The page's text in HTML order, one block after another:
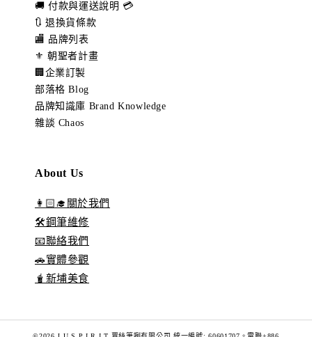
🚚 付款與運送說明 💳
🔃 退換貨條款
🏬 品牌列表
⚜️ 朝聖者計畫
🏢企業訂製
部落格 Blog
品牌知識庫 Brand Knowledge
雜談 Chaos
About Us
👩🏻‍🎓關於我們
🛠️鋼筆維修
📧聯絡我們
🚗實體參觀
🧋新埔美食